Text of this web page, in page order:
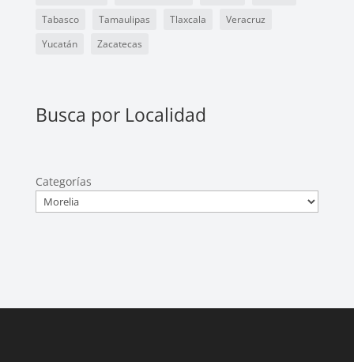
Tabasco
Tamaulipas Tlaxcala
Veracruz
Yucatán
Zacatecas
Busca por Localidad
Categorías